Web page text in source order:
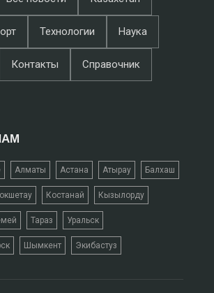
Технологии Наука
Контакты Справочник
Алматы Астана Атырау Балхаш
Костанай Кызылорду
Тараз Уральск
Шымкент Экибастуз